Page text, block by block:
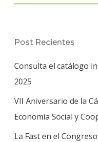
Post Recientes
Consulta el catálogo
2025
VII Aniversario de la
Economía Social y
La Fast en el